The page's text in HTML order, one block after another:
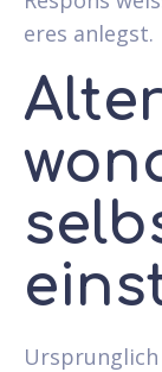
eres anlegst.